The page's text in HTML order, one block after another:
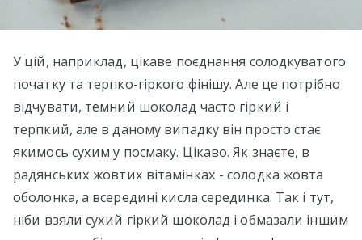
У цій, наприклад, цікаве поєднання солодкуватого
початку та терпко-гіркого фінішу. Але це потрібно
відчувати, темний шоколад часто гіркий і
терпкий, але в даному випадку він просто стає
якимось сухим у посмаку. Цікаво. Як знаєте, в
радянських жовтих вітамінках - солодка жовта
оболонка, а всередині кисла серединка. Так і тут,
ніби взяли сухий гіркий шоколад і обмазали іншим